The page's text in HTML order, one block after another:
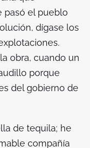
pasó el pueblo
dígase los
obra, cuando un
porque
del gobierno de
de tequila; he
compañía